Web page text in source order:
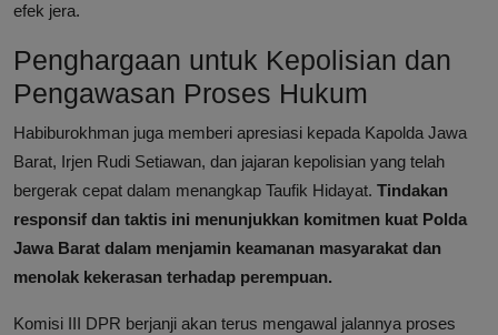
efek jera.
Penghargaan untuk Kepolisian dan
Pengawasan Proses Hukum
Habiburokhman juga memberi apresiasi kepada Kapolda Jawa
Barat, Irjen Rudi Setiawan, dan jajaran kepolisian yang telah
bergerak cepat dalam menangkap Taufik Hidayat. Tindakan
responsif dan taktis ini menunjukkan komitmen kuat Polda
Jawa Barat dalam menjamin keamanan masyarakat dan
menolak kekerasan terhadap perempuan.
Komisi III DPR berjanji akan terus mengawal jalannya proses